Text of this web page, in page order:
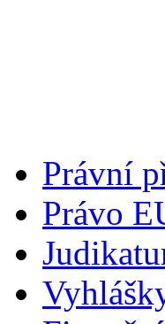
Právní
Právo